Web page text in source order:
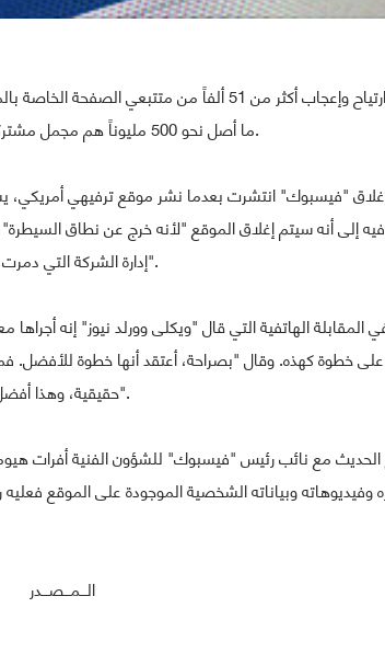
ما أصل نحو 500 مليوناً هم مجمل مشتركي الموقع الإجتماعي.
"فيسبوك" انتشرت بعدما نشر موقع ترفيهي
فيه إلى أنه سيتم إغلاق الموقع "لأنه خرج عن نطاق
إدارة الشركة التي دمرت حياته".
المقابلة الهاتفية التي قال "ويكلى وورلد نيوز" إنه
على خطوة كهذه. وقال "بصراحة، أعتقد أنها خطوة
حقيقية، وهذا أفضل".
الحديث مع نائب رئيس "فيسبوك" للشؤون الفنية أفرات
الـــمـــصـــدر